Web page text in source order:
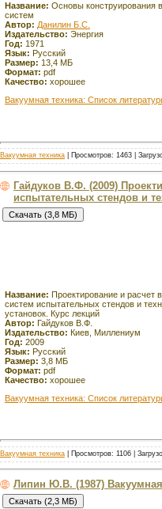
Название: Основы конструирования
систем
Автор: Данилин Б.С.
Издательство: Энергия
Год: 1971
Язык: Русский
Размер: 13,4 МБ
Формат: pdf
Качество: хорошее
Вакуумная техника: Список
Вакуумная техника | Просмотров: 1463 |
Гайдуков В.Ф. (2009)
испытательных стендов и
Название: Проектирование и расчет
систем испытательных стендов и
установок. Курс лекций
Автор: Гайдуков В.Ф.
Издательство: Киев, Миллениум
Год: 2009
Язык: Русский
Размер: 3,8 МБ
Формат: pdf
Качество: хорошее
Вакуумная техника: Список
Вакуумная техника | Просмотров: 1106 |
Липин Ю.В. (1987)